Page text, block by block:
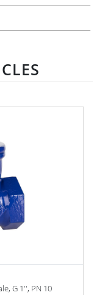
G 1'', PN 10